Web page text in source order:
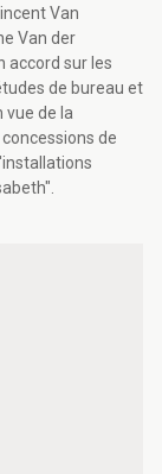
Van
Van der
accord sur les
de bureau et
vue de la
de